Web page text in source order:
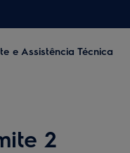
e Assistência Técnica
2